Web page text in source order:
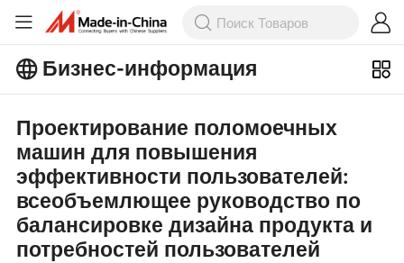
Бизнес-информация
популярными статьями на Бизнес-
информация!
Проектирование поломоечных
машин для повышения
эффективности пользователей:
всеобъемлющее руководство по
балансировке дизайна продукта и
потребностей пользователей